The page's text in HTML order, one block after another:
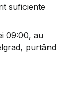
suficiente
09:00, au
purtând